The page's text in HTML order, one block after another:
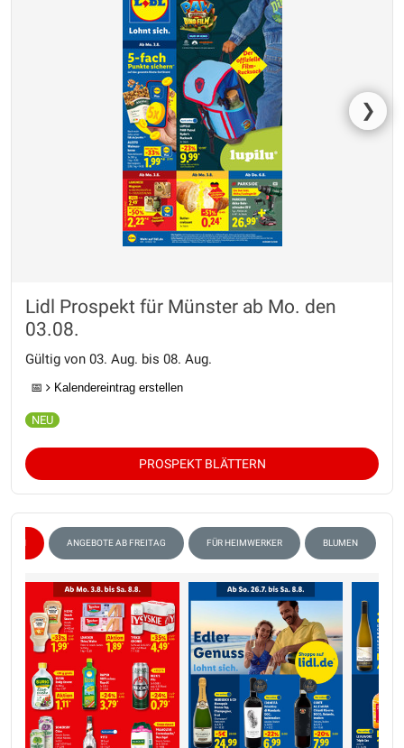
❯
Lidl Prospekt für Münster ab Mo. den
03.08.
Gültig von 03. Aug. bis 08. Aug.
📅 Kalendereintrag erstellen
PROSPEKT BLÄTTERN
WEIN ANGEBOTE AB FREITAG FÜR HEIMWERKER BLUMEN